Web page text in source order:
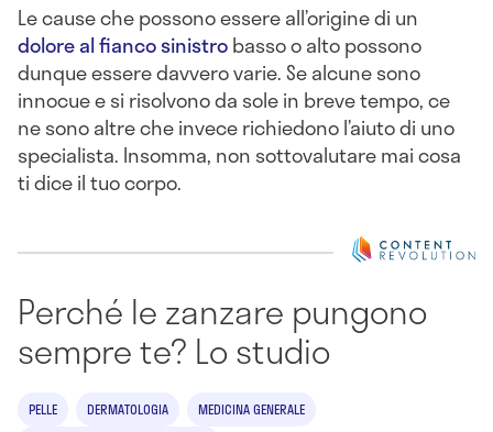
Le cause che possono essere all’origine di un
dolore al fianco sinistrobasso o alto possono
dunque essere davvero varie. Se alcune sono
innocue e si risolvono da sole in breve tempo, ce
ne sono altre che invece richiedono l’aiuto di uno
specialista. Insomma, non sottovalutare mai cosa
ti dice il tuo corpo.
Perché le zanzare pungono
sempre te? Lo studio
PELLE DERMATOLOGIA
MEDICINA GENERALE